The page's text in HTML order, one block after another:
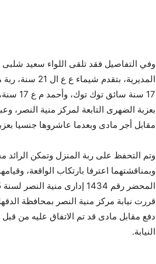
وفي التفاصيل فقد تلقى اللواء سعيد شلبى
المديرية،
17
بعزبة الضهرى التابعة لمركز منية النصر،
مقابل أجر مادى وبعدما عاشروها جنسيا
وتم التحفظ على ربة المنزل وتمكن
وبمناقشتهما اعترفا بارتكاب الواقعة،
قررت نيابة مركز منية النصر بمحافظة
دفع مقابل مادى قد تم الاتفاق عليه من
النيابة.